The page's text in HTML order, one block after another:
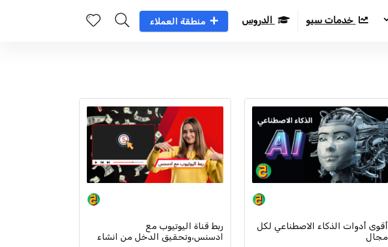
خدمات سيو الدروس منطقة العملاء
أقوى أدوات الذكاء الاصطناعي لكل
مجال
ربط قناة اليوتيوب مع
ادسنس،وتحقيق الدخل من انشاء